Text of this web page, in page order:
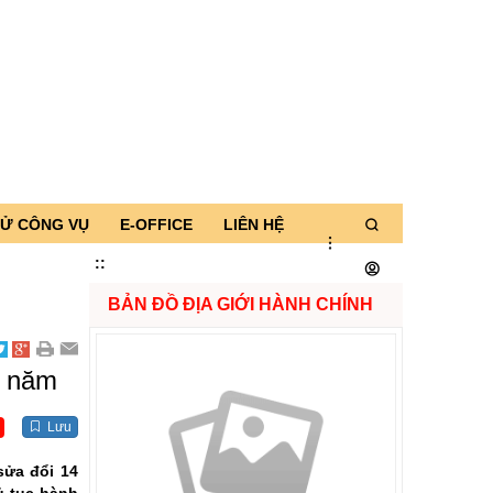
CÔNG VỤ E-OFFICE LIÊN HỆ
::
Lưu
đổi 14
BẢN ĐỒ ĐỊA GIỚI HÀNH CHÍNH